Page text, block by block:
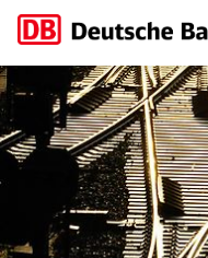
Update 9.